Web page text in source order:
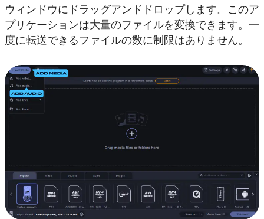
ウィンドウにドラッグアンドドロップします。このア
プリケーションは大量のファイルを変換できます。一
度に転送できるファイルの数に制限はありません。